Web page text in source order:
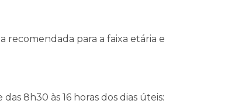
recomendada para a faixa etária e
8h30 às 16 horas dos dias úteis: